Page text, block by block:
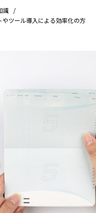
識
ツール導入による効率化の方